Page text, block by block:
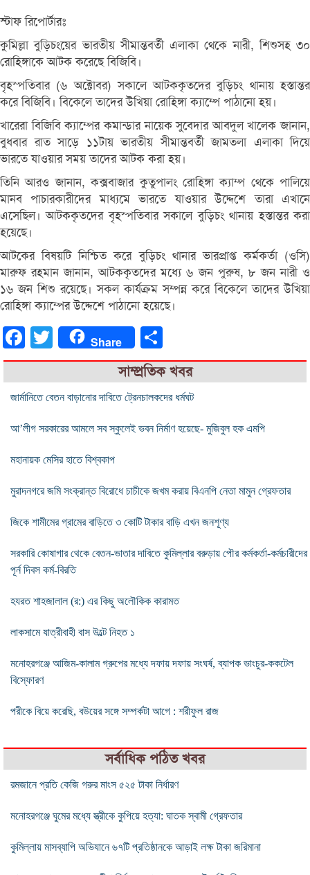
স্টাফ রিপোর্টারঃ
কুমিল্লা বুড়িচংয়ের ভারতীয় সীমান্তবর্তী এলাকা থেকে নারী, শিশুসহ ৩০
রোহিঙ্গাকে আটক করেছে বিজিবি।
বৃহস্পতিবার (৬ অক্টোবর) সকালে আটককৃতদের বুড়িচং থানায় হস্তান্তর
করে বিজিবি। বিকেলে তাদের উখিয়া রোহিঙ্গা ক্যাম্পে পাঠানো হয়।
খারেরা বিজিবি ক্যাম্পের কমান্ডার নায়েক সুবেদার আবদুল খালেক জানান,
বুধবার রাত সাড়ে ১১টায় ভারতীয় সীমান্তবর্তী জামতলা এলাকা দিয়ে
ভারতে যাওয়ার সময় তাদের আটক করা হয়।
তিনি আরও জানান, কক্সবাজার কুতুপালং রোহিঙ্গা ক্যাম্প থেকে পালিয়ে
মানব পাচারকারীদের মাধ্যমে ভারতে যাওয়ার উদ্দেশে তারা এখানে
এসেছিল। আটককৃতদের বৃহস্পতিবার সকালে বুড়িচং থানায় হস্তান্তর করা
হয়েছে।
আটকের বিষয়টি নিশ্চিত করে বুড়িচং থানার ভারপ্রাপ্ত কর্মকর্তা (ওসি)
মারুফ রহমান জানান, আটককৃতদের মধ্যে ৬ জন পুরুষ, ৮ জন নারী ও
১৬ জন শিশু রয়েছে। সকল কার্যক্রম সম্পন্ন করে বিকেলে তাদের উখিয়া
রোহিঙ্গা ক্যাম্পের উদ্দেশে পাঠানো হয়েছে।
FacebookTwitter Share
সাম্প্রতিক খবর
জার্মানিতে বেতন বাড়ানোর দাবিতে ট্রেনচালকদের ধর্মঘট
আ’লীগ সরকারের আমলে সব স্কুলেই ভবন নির্মাণ হয়েছে- মুজিবুল হক এমপি
মহানায়ক মেসির হাতে বিশ্বকাপ
মুরাদনগরে জমি সংক্রান্ত বিরোধে চাচীকে জখম করায় বিএনপি নেতা মামুন গ্রেফতার
জিকে শামীমের গ্রামের বাড়িতে ৩ কোটি টাকার বাড়ি এখন জনশূণ্য
সরকারি কোষাগার থেকে বেতন-ভাতার দাবিতে কুমিল্লার বরুড়ায় পৌর কর্মকর্তা-কর্মচারীদের
পূর্ন দিবস কর্ম-বিরতি
হযরত শাহজালাল (র:) এর কিছু অলৌকিক কারামত
লাকসামে যাত্রীবাহী বাস উল্টে নিহত ১
মনোহরগঞ্জে আজিম-কালাম গ্রুপের মধ্যে দফায় দফায় সংঘর্ষ, ব্যাপক ভাংচুর-ককটেল
বিস্ফোরণ
পরীকে বিয়ে করেছি, বউয়ের সঙ্গে সম্পর্কটা আগে : শরীফুল রাজ
সর্বাধিক পঠিত খবর
রমজানে প্রতি কেজি গরুর মাংস ৫২৫ টাকা নির্ধারণ
মনোহরগঞ্জে ঘুমের মধ্যে স্ত্রীকে কুপিয়ে হত্যা: ঘাতক স্বামী গ্রেফতার
কুমিল্লায় মাসব্যাপি অভিযানে ৬৭টি প্রতিষ্ঠানকে আড়াই লক্ষ টাকা জরিমানা